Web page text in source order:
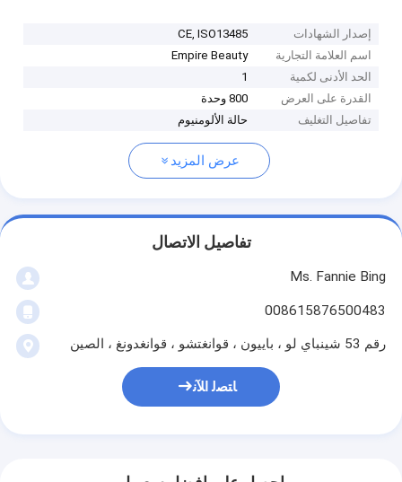
إصدار الشهادات
CE, ISO13485
اسم العلامة التجارية
Empire Beauty
الحد الأدنى لكمية
1
القدرة على العرض
800 وحدة
تفاصيل التغليف
حالة الألومنيوم
عرض المزيد
تفاصيل الاتصال
Ms. Fannie Bing
008615876500483
رقم 53 شينباي لو ، باييون ، قوانغتشو ، قوانغدونغ ، الصين
ﺎﺘﺼﻟ ﺍﻶﻧ